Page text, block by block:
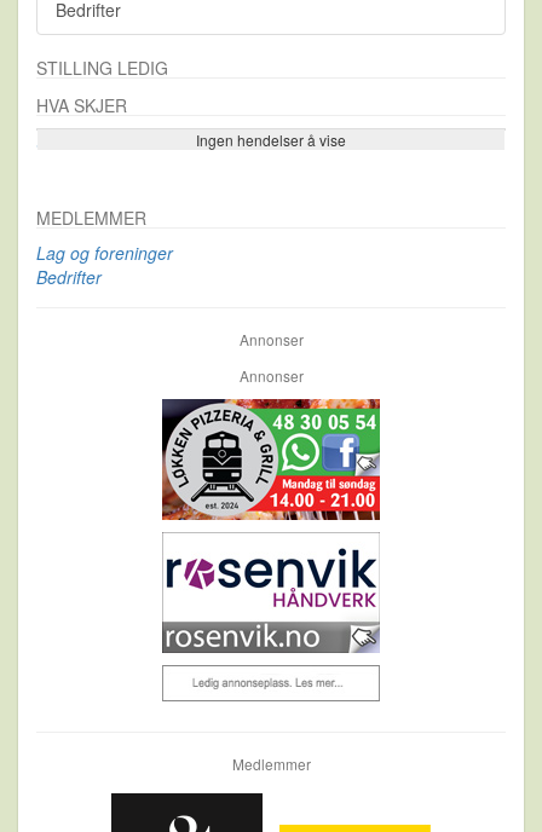
Bedrifter
STILLING LEDIG
HVA SKJER
Ingen hendelser å vise
Se flere…
MEDLEMMER
Lag og foreninger
Bedrifter
Annonser
Annonser
Medlemmer